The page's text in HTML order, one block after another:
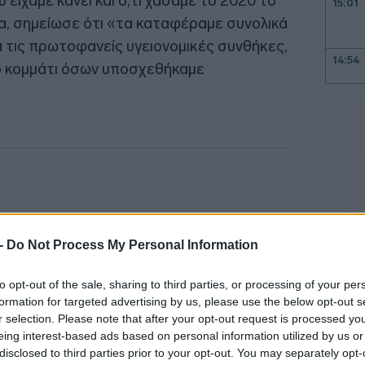
Do Not Process My Personal Information
opt-out of the sale, sharing to third parties, or processing of your
for targeted advertising by us, please use the below opt-out
selection. Please note that after your opt-out request is processed
interest-based ads based on personal information utilized by us
to third parties prior to your opt-out. You may separately
ότι «τα καταφέραμε συνολικά
πρωτοφανείς υγειονομικές συνθήκες,
όσων υποσχεθήκαμε
15:01
14:54
14:28
14:11